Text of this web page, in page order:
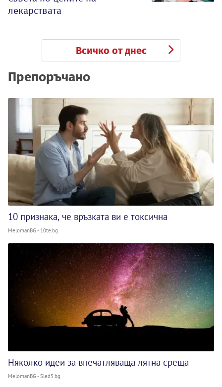
лекарствата
Всичко от днес
Препоръчано
10 признака, че връзката ви е токсична
MelomanBG - 10te.bg
Няколко идеи за впечатляваща лятна среща
MelomanBG - Sled5.bg